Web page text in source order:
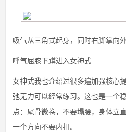
吸气从三角式起身，同时右脚掌向
呼气屈膝下蹲进入女神式
女神式我也介绍过很多遍加强核心
弛无力可以经常练习。这也是一个
点：尾骨微卷，不要塌腰，身体立
一个方向不要内扣。